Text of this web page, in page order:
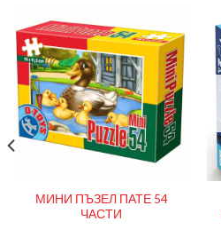
МИНИ ПЪЗЕЛ ПАТЕ 54
ЧАСТИ